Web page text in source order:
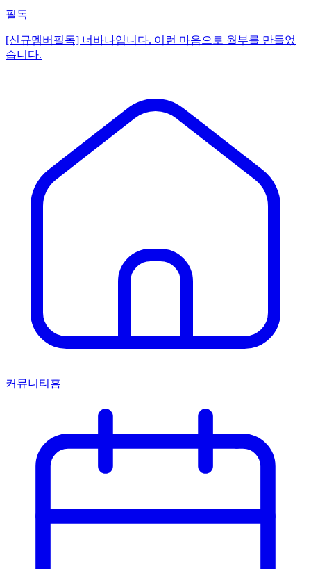
필독
[신규멤버필독] 너바나입니다. 이런 마음으로 월부를 만들었
습니다.
커뮤니티홈